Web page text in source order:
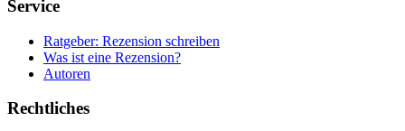
Service
Ratgeber: Rezension schreiben
Was ist eine Rezension?
Autoren
Rechtliches